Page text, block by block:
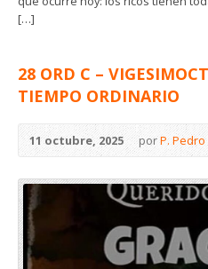
[…]
28 ORD C –
TIEMPO ORDINARIO
11 octubre, 2025 porP. Pedro